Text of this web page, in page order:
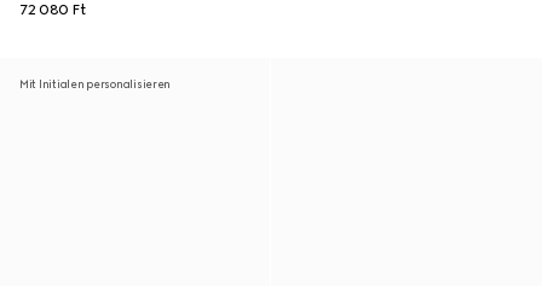
72 080 Ft
Mit Initialen personalisieren